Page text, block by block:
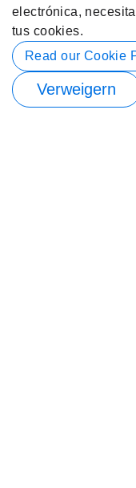
electrónica,
tus cookies.
Read our Cookie
Verweigern
Categorías
Datos de
© 2026